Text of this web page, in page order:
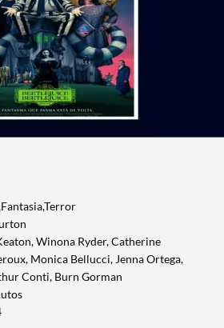
Winona Ryder, Catherine
Monica Bellucci, Jenna Ortega,
Conti, Burn Gorman